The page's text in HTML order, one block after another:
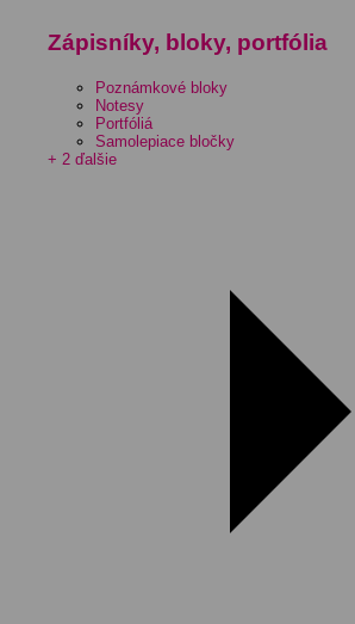
Zápisníky, bloky, portfólia
Poznámkové bloky
Notesy
Portfóliá
Samolepiace bločky
+ 2 ďalšie